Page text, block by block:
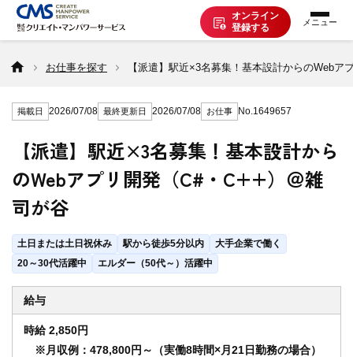
オンライン
登録する
お仕事を探す
派遣で働く
登録の流れ
派遣の知識
企業の方へ
CMSについて
お仕事を探す 【派遣】駅近×3名募集！基本設計からのWebア
掲載日 2026/07/08 最終更新日 2026/07/08 お仕事 No.1649657
【派遣】駅近×3名募集！基本設計から
のWebアプリ開発（C#・C++）＠雑
司が谷
土日または土日祝休み 駅から徒歩5分以内
大手企業で働く
20～30代活躍中
エルダー（50代～）活躍中
給与
時給 2,850円
※月収例：478,800円～（実働8時間×月21日勤務の場合）